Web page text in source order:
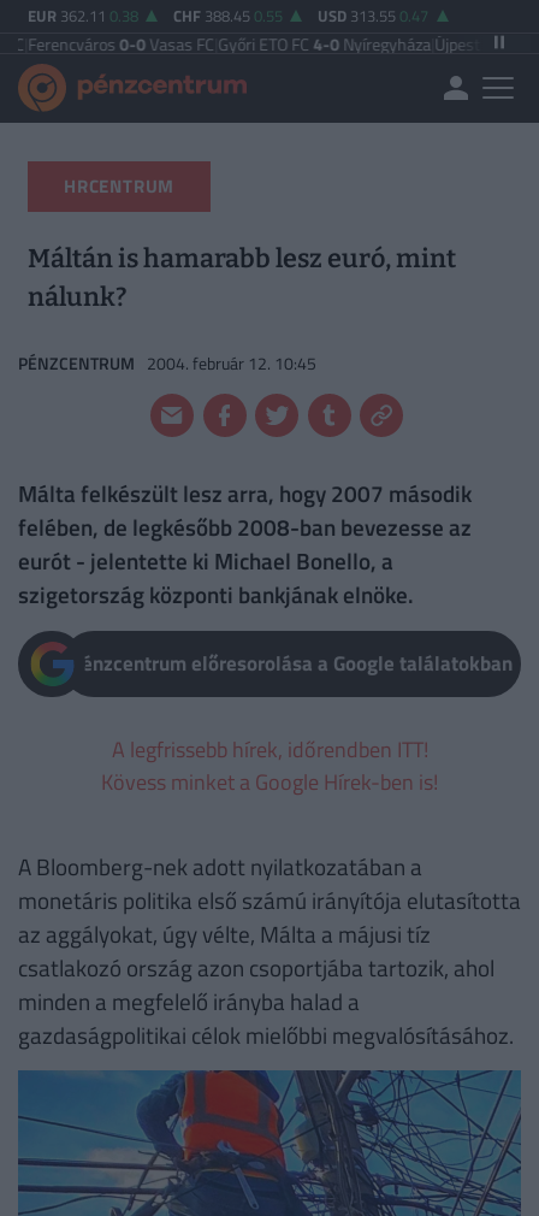
EUR 362.11 0.38 CHF 388.45 0.55 USD 313.55 0.47
0-0Vasas FC|Győri ETO FC4-0Nyíregyháza|Újpest FC4-2Debreceni
HRCENTRUM
Máltán is hamarabb lesz euró, mint
nálunk?
PÉNZCENTRUM 2004. február 12. 10:45
Málta felkészült lesz arra, hogy 2007 második
felében, de legkésőbb 2008-ban bevezesse az
eurót - jelentette ki Michael Bonello, a
szigetország központi bankjának elnöke.
Pénzcentrum előresorolása a Google találatokban
A legfrissebb hírek, időrendben ITT!
Kövess minket a Google Hírek-ben is!
A Bloomberg-nek adott nyilatkozatában a
monetáris politika első számú irányítója elutasította
az aggályokat, úgy vélte, Málta a májusi tíz
csatlakozó ország azon csoportjába tartozik, ahol
minden a megfelelő irányba halad a
gazdaságpolitikai célok mielőbbi megvalósításához.